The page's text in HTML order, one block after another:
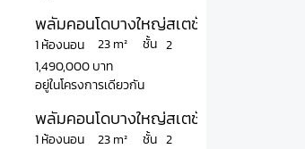
พลัมคอนโดบางใหญ่สเตชั่น เฟส 2 Plum
1 ห้องนอน
1,490,000 บาท
ชั้น
23 m² 2
อยู่ในโครงการเดียวกัน
พลัมคอนโดบางใหญ่สเตชั่น เฟส 2
1 ห้องนอน
ชั้น
23 m² 2